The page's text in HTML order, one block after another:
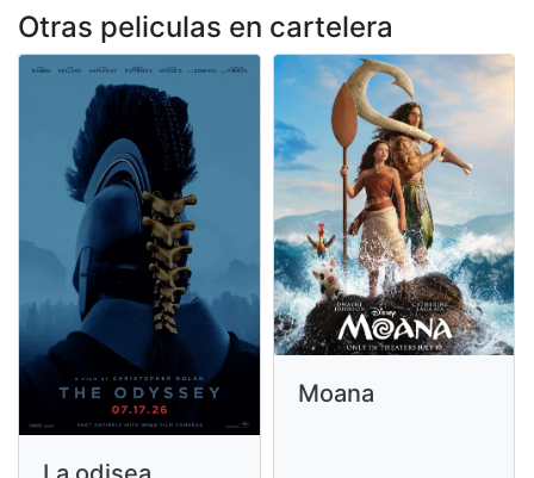
Otras peliculas en cartelera
Moana